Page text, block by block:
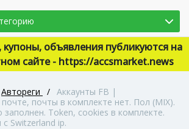
купоны, объявления публикуются на
сайте - https://accsmarket.news
Автореги / Аккаунты FB |
почты в комплекте нет. Пол (MIX).
Token, cookies в комплекте.
Switzerland ip.